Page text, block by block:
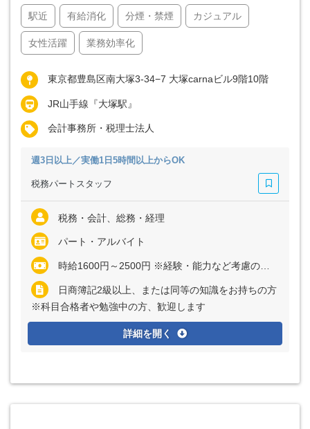
駅近 有給消化 分煙・禁煙 カジュアル
女性活躍 業務効率化
東京都豊島区南大塚3-34−7 大塚carnaビル9階10階
JR山手線『大塚駅』
会計事務所・税理士法人
週3日以上／実働1日5時間以上からOK
税務パートスタッフ
税務・会計、総務・経理
パート・アルバイト
時給1600円～2500円 ※経験・能力など考慮の上、決定いたします
日商簿記2級以上、または同等の知識をお持ちの方
※科目合格者や勉強中の方、歓迎します
詳細を開く